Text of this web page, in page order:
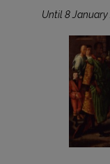
Until 8 January